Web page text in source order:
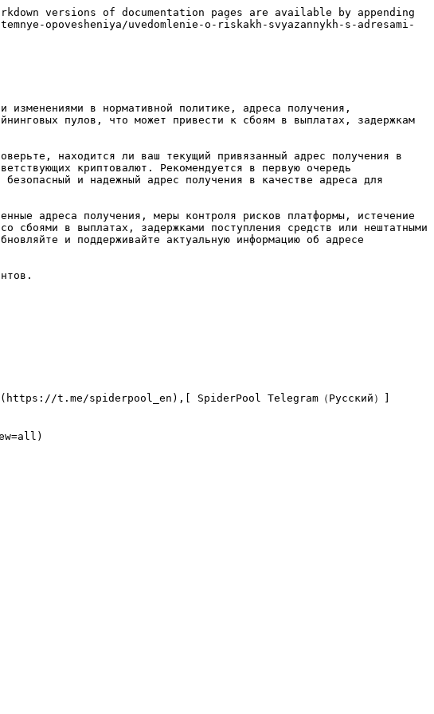
versions of documentation pages are available by appending
opovesheniya/uvedomlenie-o-riskakh-svyazannykh-s-adresami-
изменениями в нормативной политике, адреса получения,
пулов, что может привести к сбоям в выплатах, задержкам
находится ли ваш текущий привязанный адрес получения в
криптовалют. Рекомендуется в первую очередь
и надежный адрес получения в качестве адреса для
адреса получения, меры контроля рисков платформы, истечение
сбоями в выплатах, задержками поступления средств или нештатными
и поддерживайте актуальную информацию об адресе
t.me/spiderpool_en),[ SpiderPool Telegram（Русский）]